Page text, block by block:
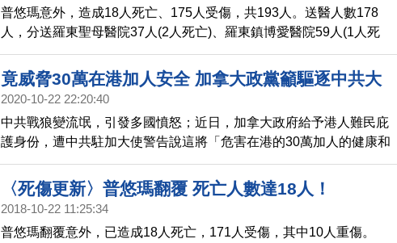
普悠瑪意外，造成18人死亡、175人受傷，共193人。送醫人數178
人，分送羅東聖母醫院37人(2人死亡)、羅東鎮博愛醫院59人(1人死
亡)、蘇澳鎮榮民醫院51人、宜蘭市陽明大學附設醫院5人、宜蘭市仁
愛醫院1人、花蓮慈濟醫院17人、花蓮門諾醫院3人、臺北醫學大學附
設醫院1人、臺北市忠孝醫院1人、花蓮鳳林榮民醫院1人、花蓮玉里
中16人身分確認均為本國籍，其餘2人確認中)
竟威脅30萬在港加人安全 加拿大政黨籲驅逐中共大
使
2020-10-22 22:20:40
中共戰狼變流氓，引發多國憤怒；近日，加拿大政府給予港人難民庇
護身份，遭中共駐加大使警告說這將「危害在港的30萬加人的健康和
安全」，加拿大朝野強烈譴責，要求其道歉，否則應被驅逐出境。
〈死傷更新〉普悠瑪翻覆 死亡人數達18人！
2018-10-22 11:25:34
普悠瑪翻覆意外，已造成18人死亡，171人受傷，其中10人重傷。